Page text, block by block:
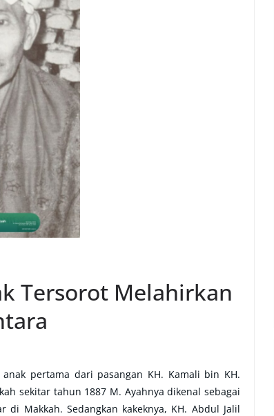
Tersorot Melahirkan
pertama dari pasangan KH. Kamali bin KH.
sekitar tahun 1887 M. Ayahnya dikenal sebagai
Makkah. Sedangkan kakeknya, KH. Abdul Jalil